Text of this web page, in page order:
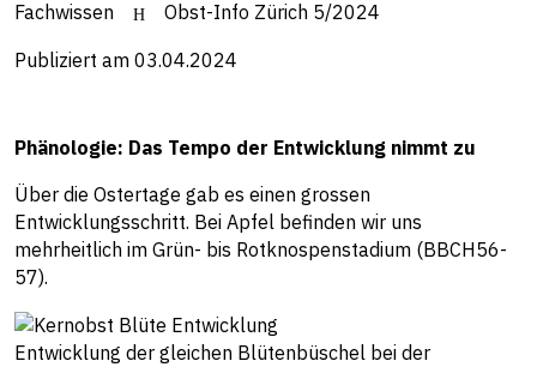
Fachwissen Obst-Info Zürich 5/2024
Publiziert am 03.04.2024
Phänologie: Das Tempo der Entwicklung nimmt zu
Über die Ostertage gab es einen grossen
Entwicklungsschritt. Bei Apfel befinden wir uns
mehrheitlich im Grün- bis Rotknospenstadium (BBCH56-
57).
Entwicklung der gleichen Blütenbüschel bei der